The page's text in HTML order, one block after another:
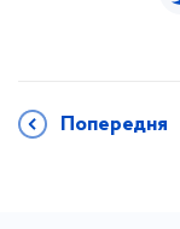
Попередня